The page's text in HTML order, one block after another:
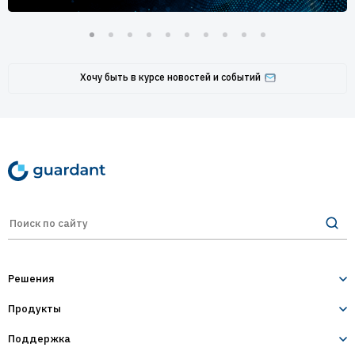
Хочу быть в курсе новостей и событий
Решения
Лицензирование и защита ПО
Продукты
Guardant Sign
Поддержка